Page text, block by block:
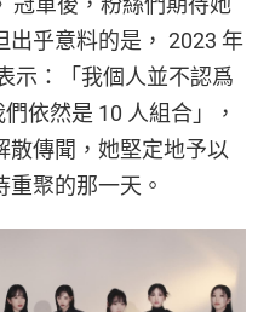
乎意料的是， 2023 年
示：「我個人並不認爲
依然是 10 人組合」，
散傳聞，她堅定地予以
聚的那一天。